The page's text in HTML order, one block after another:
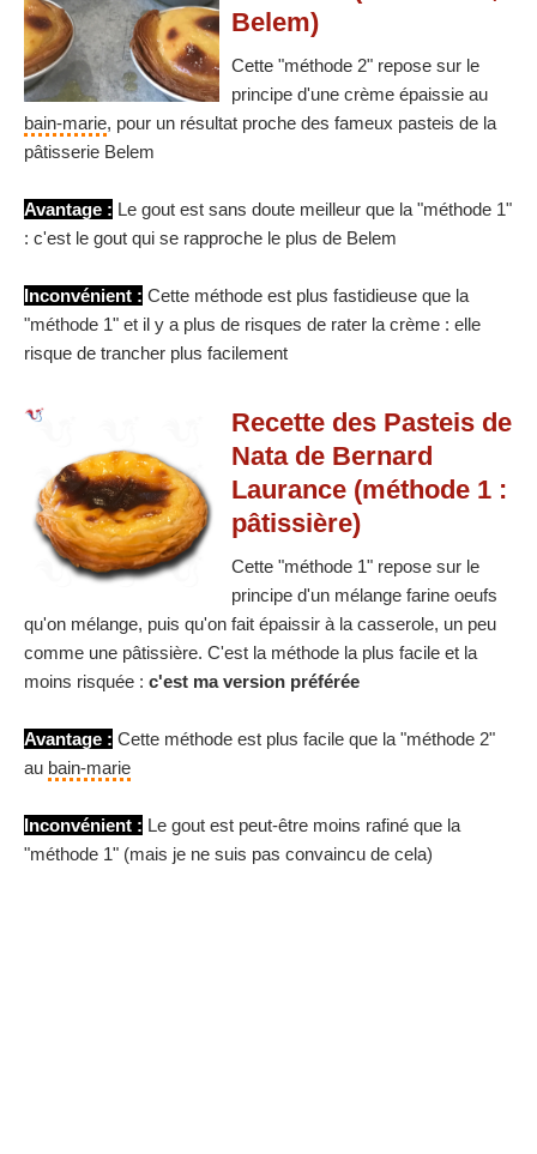
Belem)
Cette "méthode 2" repose sur le
principe d'une crème épaissie au
bain-marie, pour un résultat proche des fameux pasteis de la
pâtisserie Belem
Avantage : Le gout est sans doute meilleur que la "méthode 1"
: c'est le gout qui se rapproche le plus de Belem
Inconvénient : Cette méthode est plus fastidieuse que la
"méthode 1" et il y a plus de risques de rater la crème : elle
risque de trancher plus facilement
Recette des Pasteis de
Nata de Bernard
Laurance (méthode 1 :
pâtissière)
Cette "méthode 1" repose sur le
principe d'un mélange farine oeufs
qu'on mélange, puis qu'on fait épaissir à la casserole, un peu
comme une pâtissière. C'est la méthode la plus facile et la
moins risquée : c'est ma version préférée
Avantage : Cette méthode est plus facile que la "méthode 2"
au bain-marie
Inconvénient : Le gout est peut-être moins rafiné que la
"méthode 1" (mais je ne suis pas convaincu de cela)